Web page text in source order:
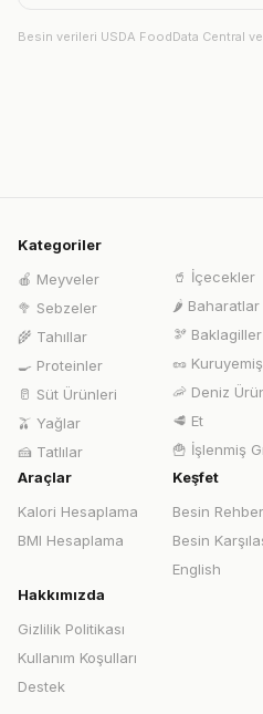
Besin verileri USDA FoodData Central
Kategoriler
🍎 Meyveler
🥦 Sebzeler
🌾 Tahıllar
🍳 Proteinler
🥛 Süt Ürünleri
🫒 Yağlar
🍰 Tatlılar
🥤 İçecekler
🌶️ Baharatlar
🫘 Baklagiller
🥜
🦐 Deniz
🥩 Et
🍟 İşlenmiş
Araçlar
Kalori Hesaplama
BMI Hesaplama
Keşfet
Besin
Besin
English
Hakkımızda
Gizlilik Politikası
Kullanım Koşulları
Destek